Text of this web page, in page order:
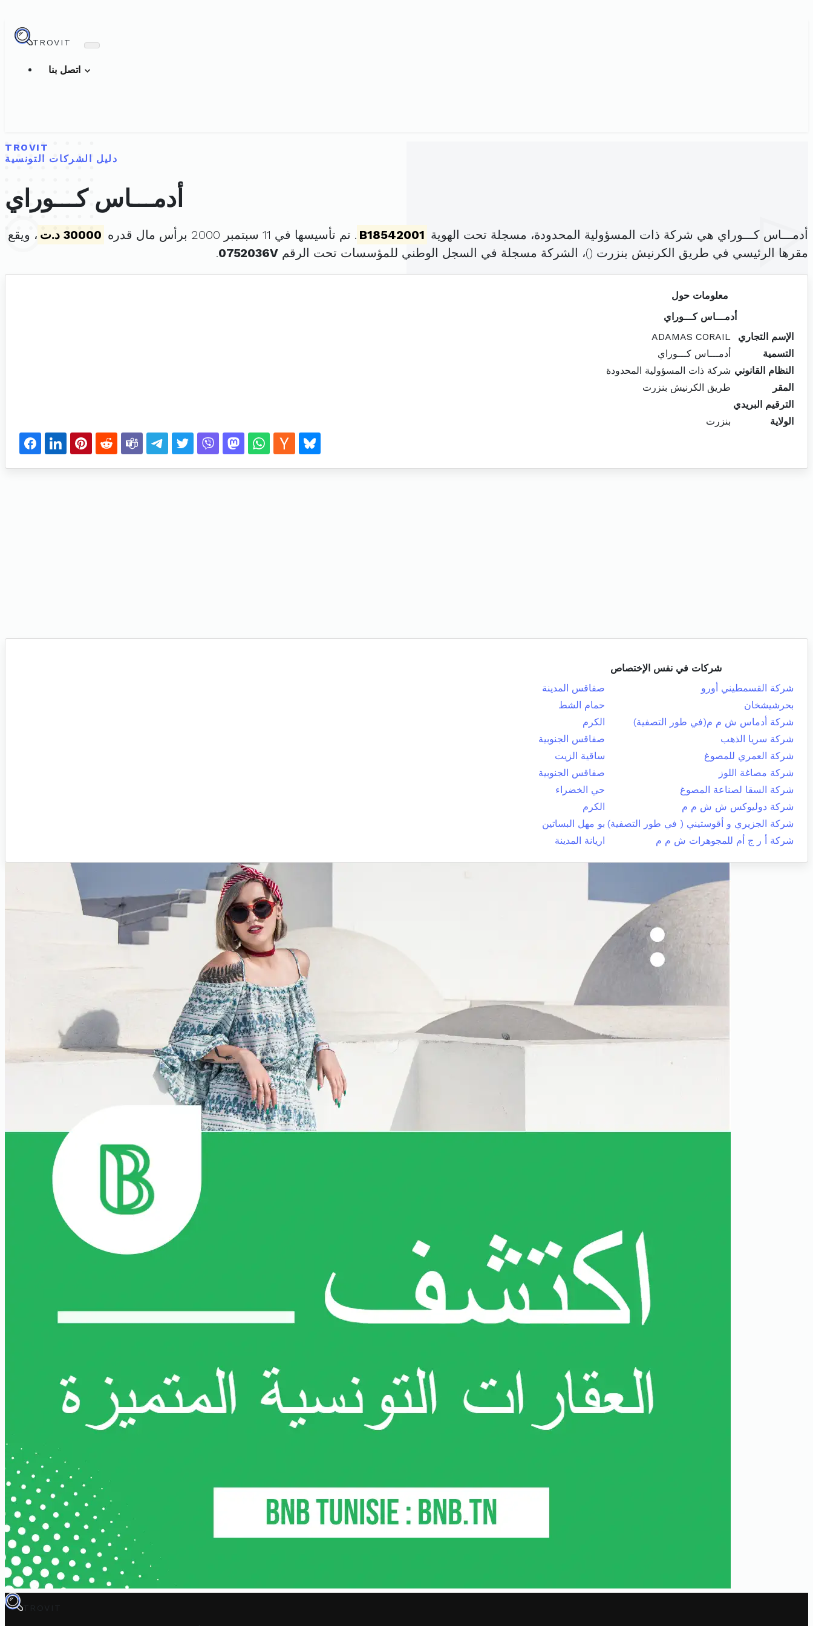
TROVIT
TROVIT
دليل الشركات التونسية
أدمـــاس كـــوراي
أدمـــاس كـــوراي هي شركة ذات المسؤولية المحدودة، مسجلة تحت الهوية B18542001 . تم تأسيسها في 11 سبتمبر 2000 برأس مال قدره 30000 د.ت
، ويقع
مقرها الرئيسي في طريق الكرنيش بنزرت ()، الشركة مسجلة في السجل الوطني للمؤسسات تحت الرقم 0752036V
.
معلومات حول
أدمـــاس كـــوراي
الإسم التجاري
ADAMAS CORAIL
التسمية
أدمـــاس كـــوراي
النظام القانوني شركة ذات المسؤولية المحدودة
المقر
طريق الكرنيش بنزرت
الترقيم البريدي
الولاية
بنزرت
شركات في نفس الإختصاص
شركة القسمطيني أورو
صفاقس المدينة
بحرشيشخان
حمام الشط
شركة أدماس ش م م(في طور التصفية)
الكرم
شركة سريا الذهب
صفاقس الجنوبية
شركة العمري للمصوغ
ساقية الزيت
شركة مصاغة اللوز
صفاقس الجنوبية
شركة السقا لصناعة المصوغ
حي الخضراء
شركة دوليوكس ش ش م م
الكرم
شركة الجزيري و أقوستيني ( في طور التصفية) بو مهل البساتين
شركة أ ر ج أم للمجوهرات ش م م
اريانة المدينة
TROVIT